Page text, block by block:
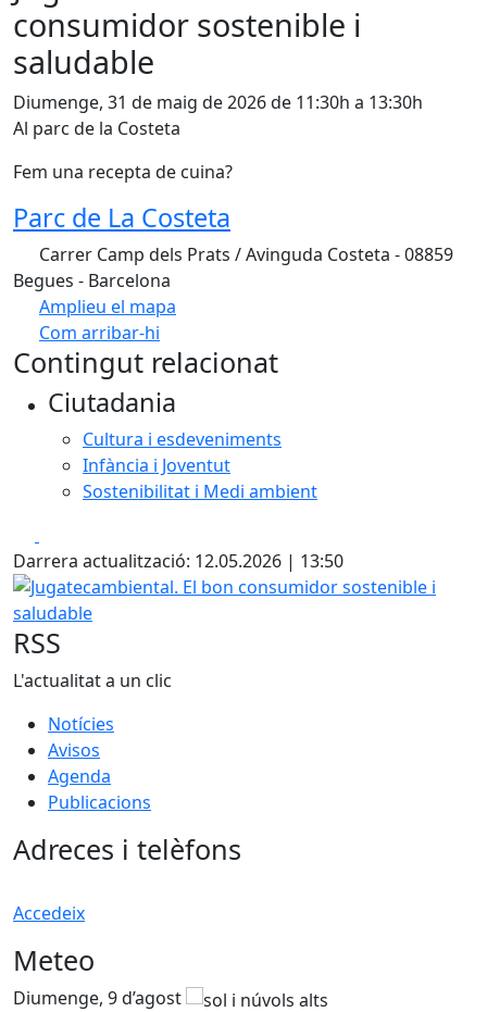
consumidor sostenible i
saludable
Diumenge, 31 de maig de 2026 de 11:30h a 13:30h
Al parc de la Costeta
Fem una recepta de cuina?
Parc de La Costeta
Carrer Camp dels Prats / Avinguda Costeta - 08859
Begues - Barcelona
Amplieu el mapa
Com arribar-hi
+
−
Contingut relacionat
Ciutadania
Cultura i esdeveniments
Infància i Joventut
Sostenibilitat i Medi ambient
Darrera actualització: 12.05.2026 | 13:50
Jugatecambiental. El bon consumidor sostenible i
RSS
L'actualitat a un clic
Notícies
Avisos
Agenda
Publicacions
Adreces i telèfons
Accedeix
Meteo
Diumenge, 9 d’agost